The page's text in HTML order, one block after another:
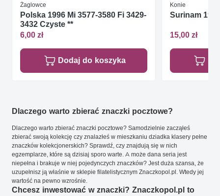
Żaglowce
Polska 1996 Mi 3577-3580 Fi 3429-
3432 Czyste **
6,00 zł
Dodaj do koszyka
Konie
Surinam
15,00 zł
Dlaczego warto zbierać znaczki pocztowe?
Dlaczego warto zbierać znaczki pocztowe? Samodzielnie zacząłeś
zbierać swoją kolekcję czy znalazłeś w mieszkaniu dziadka klasery pełne
znaczków kolekcjonerskich? Sprawdź, czy znajdują się w nich
egzemplarze, które są dzisiaj sporo warte. A może dana seria jest
niepełna i brakuje w niej pojedynczych znaczków? Jest duża szansa, że
uzupełnisz ją właśnie w sklepie filatelistycznym Znaczkopol.pl. Wtedy jej
wartość na pewno wzrośnie.
Chcesz inwestować w znaczki? Znaczkopol.pl to